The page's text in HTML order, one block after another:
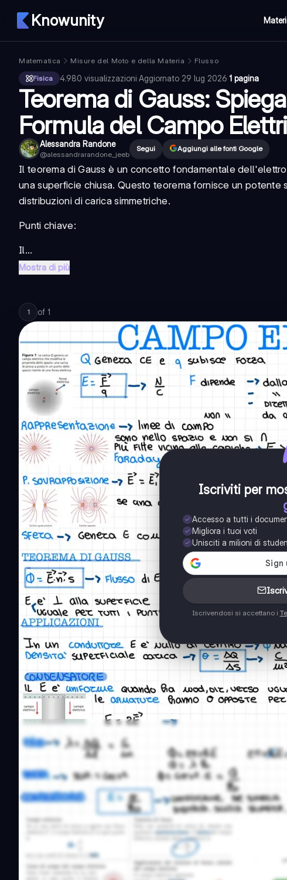
Knowunity
Matematica Misure del Moto e della Materia
Flusso
Fisica
4.980 visualizzazioni·Aggiornato 29 lug 2026·1 pagina
Teorema di Gauss:
Formula del Campo
Alessandra Randone
@alessandrarandone_jeeb
Segui Aggiungi alle fonti Google
Il teorema di Gauss è un concetto fondamentale
una superficie chiusa. Questo teorema fornisce un
distribuzioni di carica simmetriche.
Punti chiave:
Il...
Mostra di più
1 of 1
Iscriviti per
Accesso a tutti i
Migliora i tuoi voti
Unisciti a milioni di
Iscrivendosi si accettano i